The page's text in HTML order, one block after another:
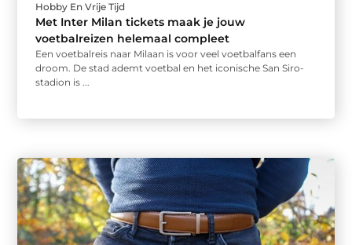
Hobby En Vrije Tijd
Met Inter Milan tickets maak je jouw
voetbalreizen helemaal compleet
Een voetbalreis naar Milaan is voor veel voetbalfans een
droom. De stad ademt voetbal en het iconische San Siro-
stadion is ...